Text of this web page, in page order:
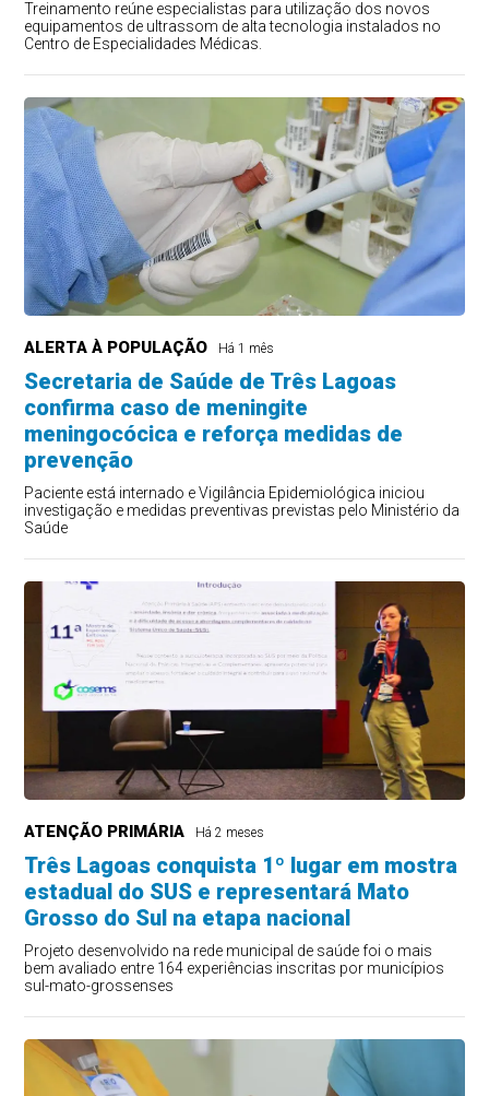
Treinamento reúne especialistas para utilização dos novos
equipamentos de ultrassom de alta tecnologia instalados no
Centro de Especialidades Médicas.
ALERTA À POPULAÇÃO Há 1 mês
Secretaria de Saúde de Três Lagoas
confirma caso de meningite
meningocócica e reforça medidas de
prevenção
Paciente está internado e Vigilância Epidemiológica iniciou
investigação e medidas preventivas previstas pelo Ministério da
Saúde
ATENÇÃO PRIMÁRIA Há 2 meses
Três Lagoas conquista 1º lugar em mostra
estadual do SUS e representará Mato
Grosso do Sul na etapa nacional
Projeto desenvolvido na rede municipal de saúde foi o mais
bem avaliado entre 164 experiências inscritas por municípios
sul-mato-grossenses